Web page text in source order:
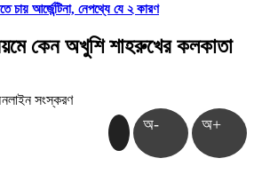
চায় আর্জেন্টিনা, নেপথ্যে যে ২ কারণ
কেন অখুশি শাহরুখের কলকাতা
সংস্করণ
অ- অ+